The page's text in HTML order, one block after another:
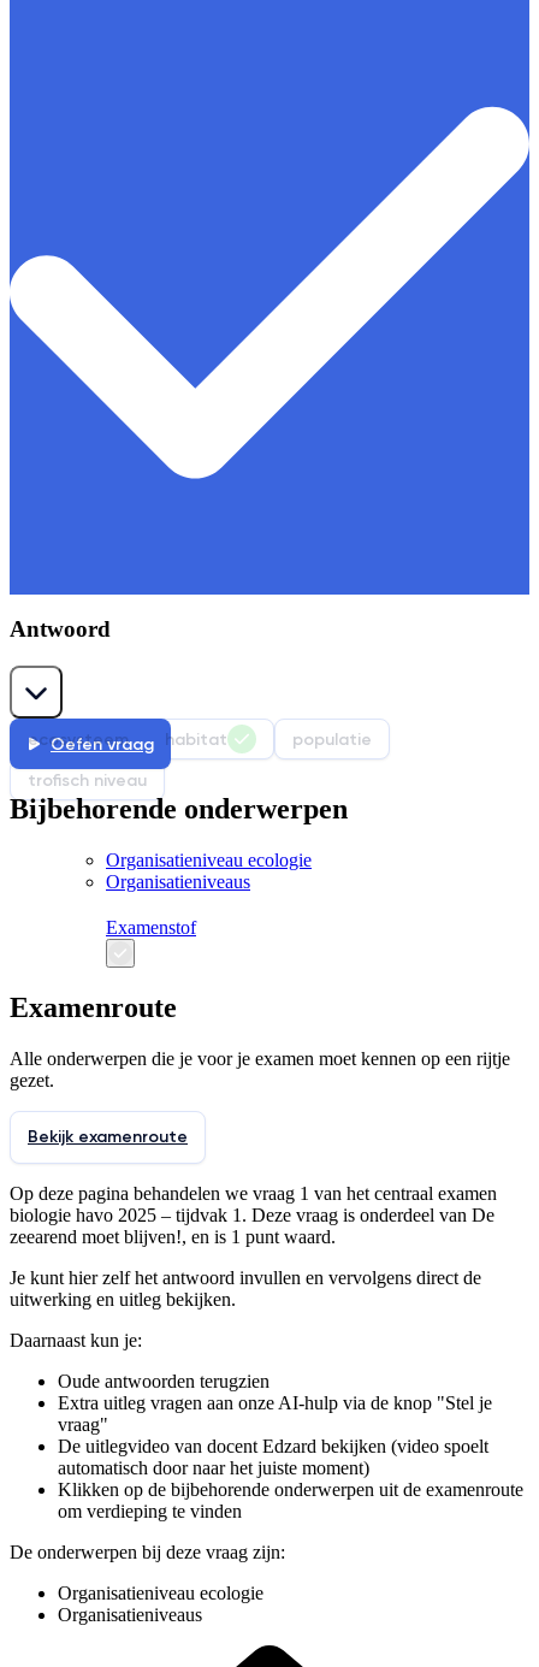
Antwoord
ecosysteem habitat
populatie
trofisch niveau
Oefen vraag
Bijbehorende onderwerpen
Organisatieniveau ecologie
Organisatieniveaus
Examenstof
Examenroute
Alle onderwerpen die je voor je examen moet kennen op een rijtje
gezet.
Bekijk examenroute
Op deze pagina behandelen we vraag 1 van het centraal examen
biologie havo 2025 – tijdvak 1 . Deze vraag is onderdeel van De
zeearend moet blijven!, en is 1 punt waard.
Je kunt hier zelf het antwoord invullen en vervolgens direct de
uitwerking en uitleg bekijken.
Daarnaast kun je:
Oude antwoorden terugzien
Extra uitleg vragen aan onze AI-hulp via de knop "Stel je
vraag"
De uitlegvideo van docent Edzard bekijken (video spoelt
automatisch door naar het juiste moment)
Klikken op de bijbehorende onderwerpen uit de examenroute
om verdieping te vinden
De onderwerpen bij deze vraag zijn:
Organisatieniveau ecologie
Organisatieniveaus